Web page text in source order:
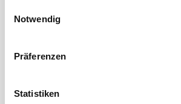
Notwendig
Präferenzen
Statistiken